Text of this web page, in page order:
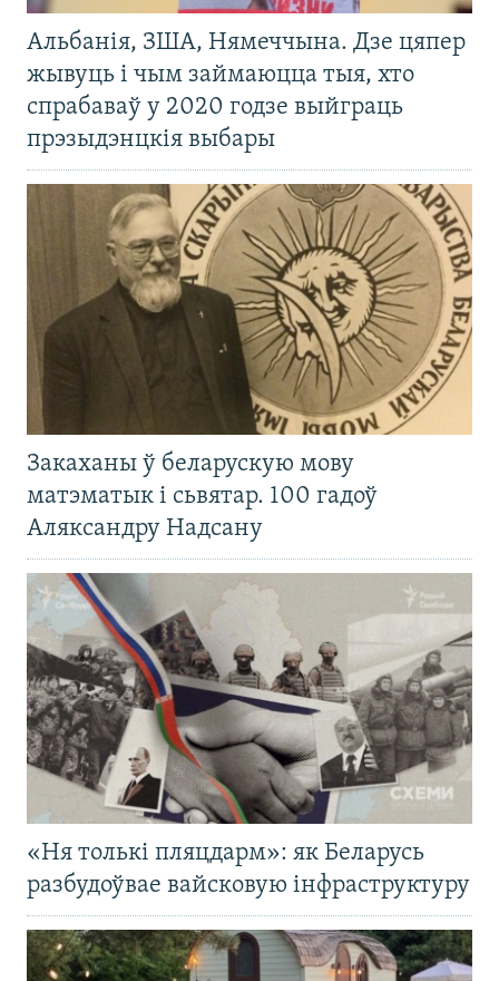
Альбанія, ЗША, Нямеччына. Дзе цяпер
жывуць і чым займаюцца тыя, хто
спрабаваў у 2020 годзе выйграць
прэзыдэнцкія выбары
Закаханы ў беларускую мову
матэматык і сьвятар. 100 гадоў
Аляксандру Надсану
«Ня толькі пляцдарм»: як Беларусь
разбудоўвае вайсковую інфраструктуру